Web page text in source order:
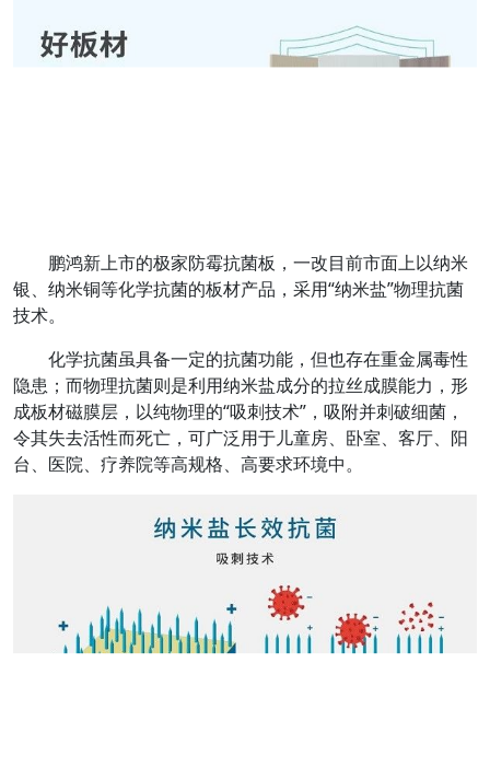
鹏鸿新上市的极家防霉抗菌板，一改目前市面上以纳米
银、纳米铜等化学抗菌的板材产品，采用“纳米盐”物理抗菌
技术。
化学抗菌虽具备一定的抗菌功能，但也存在重金属毒性
隐患；而物理抗菌则是利用纳米盐成分的拉丝成膜能力，形
成板材磁膜层，以纯物理的“吸刺技术”，吸附并刺破细菌，
令其失去活性而死亡，可广泛用于儿童房、卧室、客厅、阳
台、医院、疗养院等高规格、高要求环境中。